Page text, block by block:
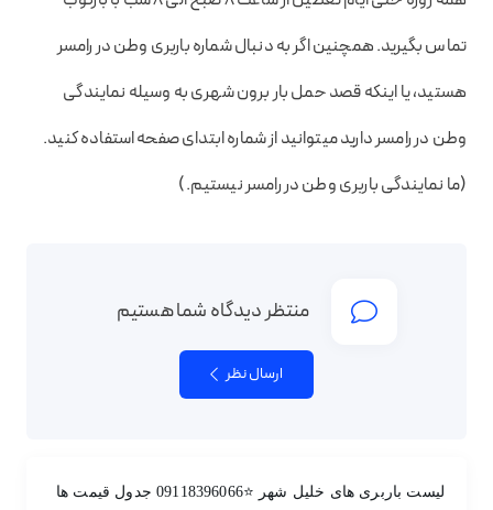
تماس بگیرید. همچنین اگر به دنبال شماره باربری وطن در رامسر
هستید، یا اینکه قصد حمل بار برون شهری به وسیله نمایندگی
وطن در رامسر دارید میتوانید از شماره ابتدای صفحه استفاده کنید.
(ما نمایندگی باربری وطن در رامسر نیستیم.)
منتظر دیدگاه شما هستیم
ارسال نظر
لیست باربری های خلیل شهر ⭐️09118396066 جدول قیمت ها